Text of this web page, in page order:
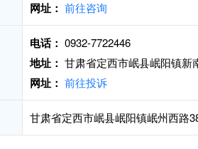
网址： 前往咨询
电话： 0932-7722446
地址： 甘肃省定西市岷县岷阳镇新
网址： 前往投诉
甘肃省定西市岷县岷阳镇岷州西路